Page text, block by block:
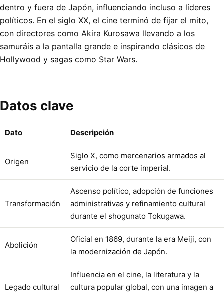
dentro y fuera de Japón, influenciando incluso a líderes
políticos. En el siglo XX, el cine terminó de fijar el mito,
con directores como Akira Kurosawa llevando a los
samuráis a la pantalla grande e inspirando clásicos de
Hollywood y sagas como Star Wars.
Datos clave
Dato Descripción
Origen
Siglo X, como mercenarios armados al
servicio de la corte imperial.
Transformación
Ascenso político, adopción de funciones
administrativas y refinamiento cultural
durante el shogunato Tokugawa.
Abolición
Oficial en 1869, durante la era Meiji, con
la modernización de Japón.
Legado cultural
Influencia en el cine, la literatura y la
cultura popular global, con una imagen a